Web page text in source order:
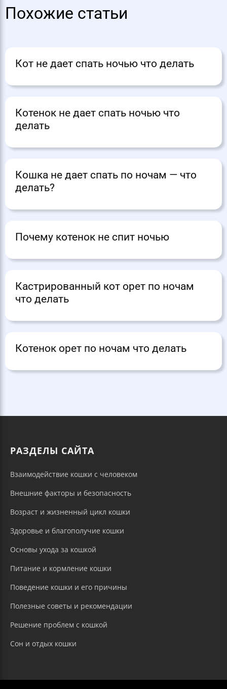
Похожие статьи
Кот не дает спать ночью что делать
Котенок не дает спать ночью что
делать
Кошка не дает спать по ночам — что
делать?
Почему котенок не спит ночью
Кастрированный кот орет по ночам
что делать
Котенок орет по ночам что делать
РАЗДЕЛЫ САЙТА
Взаимодействие кошки с человеком
Внешние факторы и безопасность
Возраст и жизненный цикл кошки
Здоровье и благополучие кошки
Основы ухода за кошкой
Питание и кормление кошки
Поведение кошки и его причины
Полезные советы и рекомендации
Решение проблем с кошкой
Сон и отдых кошки